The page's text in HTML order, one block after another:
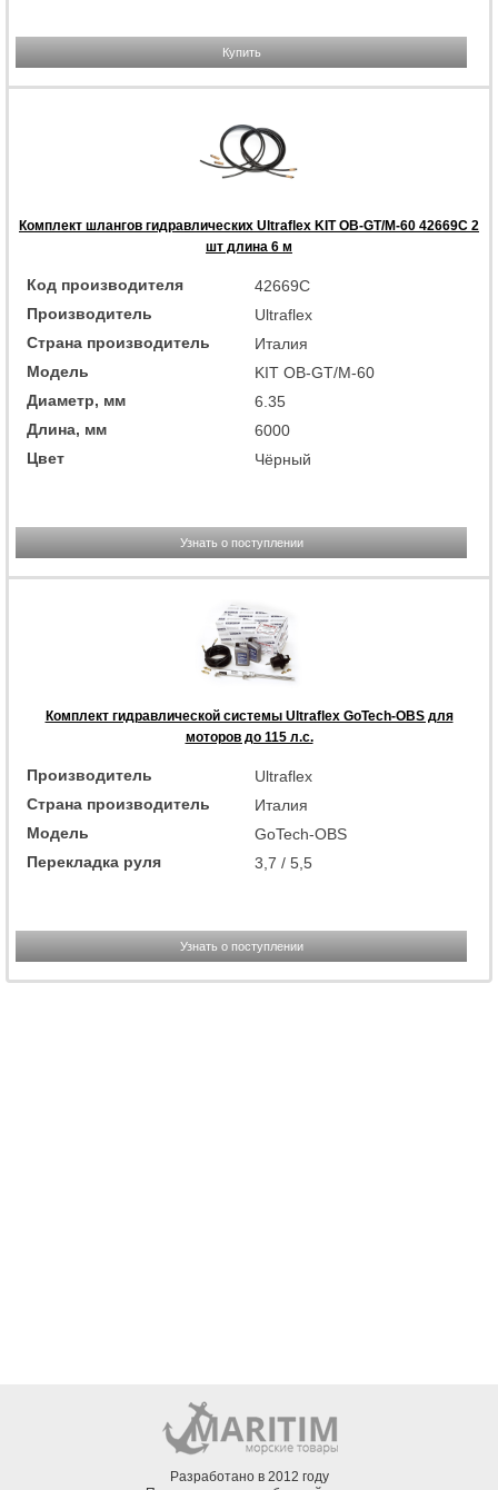
Купить
Комплект шлангов гидравлических Ultraflex KIT OB-GT/M-60 42669C 2
шт длина 6 м
Код производителя
42669C
Производитель
Ultraflex
Страна производитель
Италия
Модель
KIT OB-GT/M-60
Диаметр, мм
6.35
Длина, мм
6000
Цвет
Чёрный
Узнать о поступлении
Комплект гидравлической системы Ultraflex GoTech-OBS для
моторов до 115 л.с.
Производитель
Ultraflex
Страна производитель
Италия
Модель
GoTech-OBS
Перекладка руля
3,7 / 5,5
Узнать о поступлении
Разработано в 2012 году